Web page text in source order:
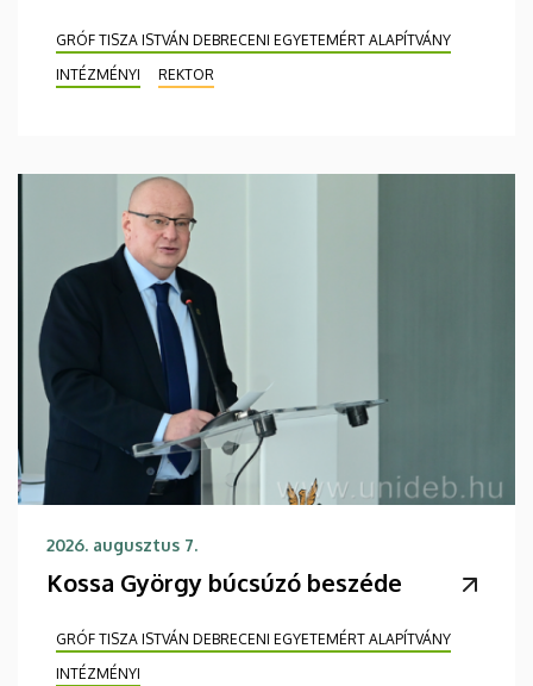
GRÓF TISZA ISTVÁN DEBRECENI EGYETEMÉRT ALAPÍTVÁNY
INTÉZMÉNYI
REKTOR
2026. augusztus 7.
Kossa György búcsúzó beszéde
GRÓF TISZA ISTVÁN DEBRECENI EGYETEMÉRT ALAPÍTVÁNY
INTÉZMÉNYI